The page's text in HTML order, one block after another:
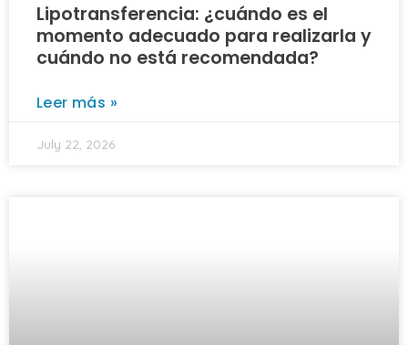
Lipotransferencia: ¿cuándo es el
momento adecuado para realizarla y
cuándo no está recomendada?
Leer más »
July 22, 2026